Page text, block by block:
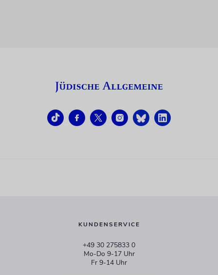
KUNDENSERVICE
+49 30 275833 0
Mo-Do 9-17 Uhr
Fr 9-14 Uhr